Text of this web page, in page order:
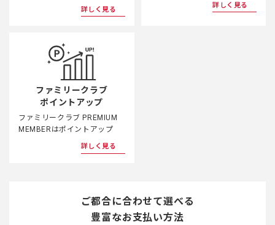
詳しく見る
詳しく見る
ファミリークラブ
ポイントアップ
ファミリークラブ PREMIUM
MEMBERはポイントアップ
詳しく見る
ご都合に合わせて選べる
豊富なお支払い方法